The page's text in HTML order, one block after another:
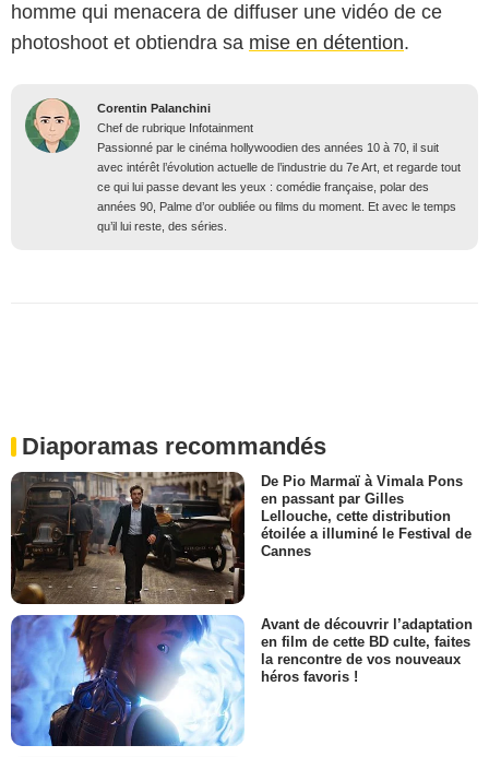
homme qui menacera de diffuser une vidéo de ce
photoshoot et obtiendra sa mise en détention.
Corentin Palanchini
Chef de rubrique Infotainment
Passionné par le cinéma hollywoodien des années 10 à 70, il suit
avec intérêt l’évolution actuelle de l’industrie du 7e Art, et regarde tout
ce qui lui passe devant les yeux : comédie française, polar des
années 90, Palme d’or oubliée ou films du moment. Et avec le temps
qu’il lui reste, des séries.
Diaporamas recommandés
De Pio Marmaï à Vimala Pons
en passant par Gilles
Lellouche, cette distribution
étoilée a illuminé le Festival de
Cannes
Avant de découvrir l’adaptation
en film de cette BD culte, faites
la rencontre de vos nouveaux
héros favoris !